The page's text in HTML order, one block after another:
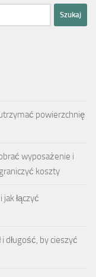
powierzchnię
wyposażenie i
koszty
łączyć
długość, by cieszyć